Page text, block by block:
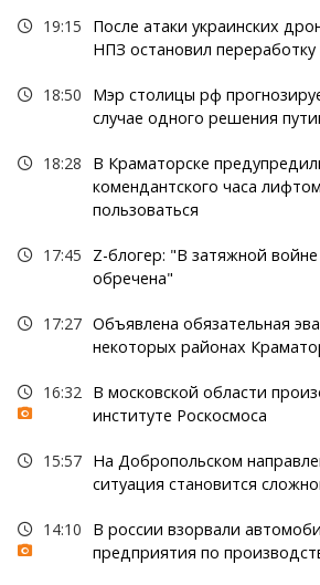
19:15
После атаки украинских
НПЗ остановил
18:50
Мэр столицы рф
случае одного решения
18:28
В Краматорске
комендантского часа
пользоваться
17:45
Z-блогер: "В затяжной
обречена"
17:27 Объявлена обязательная
некоторых районах
16:32
В московской области
институте Роскосмоса
15:57 На Добропольском
ситуация становится
14:10
В россии взорвали
предприятия по